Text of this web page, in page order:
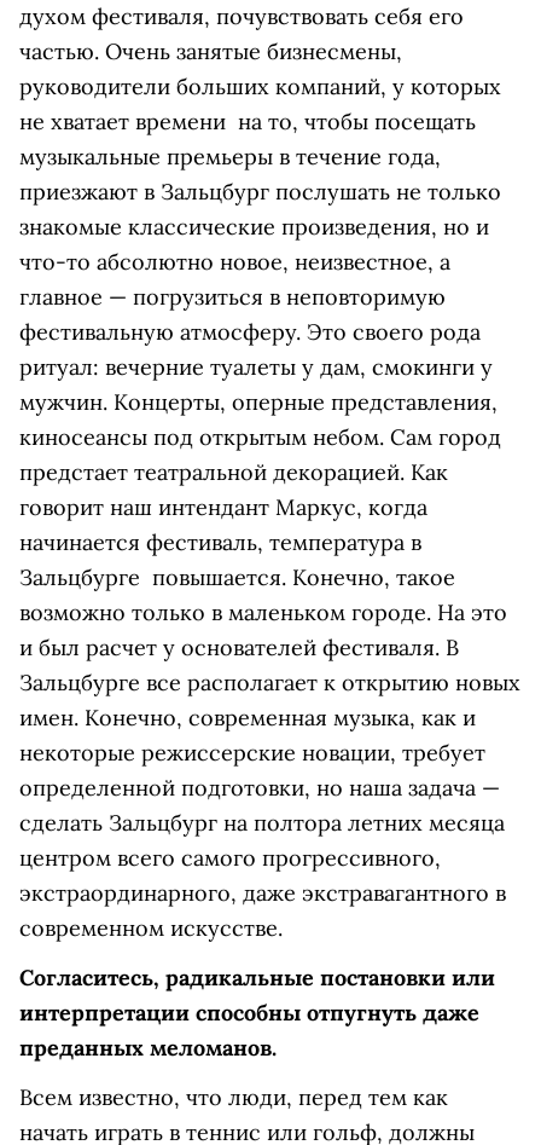
духом фестиваля, почувствовать себя его
частью. Очень занятые бизнесмены,
руководители больших компаний, у которых
не хватает времени на то, чтобы посещать
музыкальные премьеры в течение года,
приезжают в Зальцбург послушать не только
знакомые классические произведения, но и
что-то абсолютно новое, неизвестное, а
главное — погрузиться в неповторимую
фестивальную атмосферу. Это своего рода
ритуал: вечерние туалеты у дам, смокинги у
мужчин. Концерты, оперные представления,
киносеансы под открытым небом. Сам город
предстает театральной декорацией. Как
говорит наш интендант Маркус, когда
начинается фестиваль, температура в
Зальцбурге повышается. Конечно, такое
возможно только в маленьком городе. На это
и был расчет у основателей фестиваля. В
Зальцбурге все располагает к открытию новых
имен. Конечно, современная музыка, как и
некоторые режиссерские новации, требует
определенной подготовки, но наша задача —
сделать Зальцбург на полтора летних месяца
центром всего самого прогрессивного,
экстраординарного, даже экстравагантного в
современном искусстве.
Cогласитесь, радикальные постановки или
интерпретации способны отпугнуть даже
преданных меломанов.
Всем известно, что люди, перед тем как
начать играть в теннис или гольф, должны